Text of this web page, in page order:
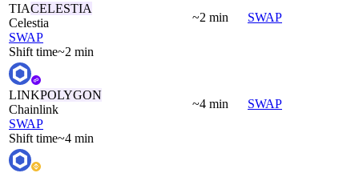
TIACELESTIA
Celestia
SWAP
Shift time~2 min
~2 min SWAP
LINKPOLYGON
Chainlink
SWAP
Shift time~4 min
~4 min SWAP